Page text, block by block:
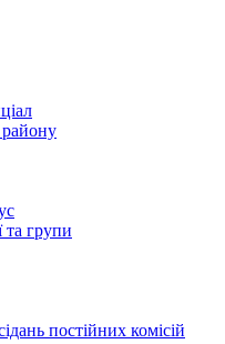
та групи
постійних комісій